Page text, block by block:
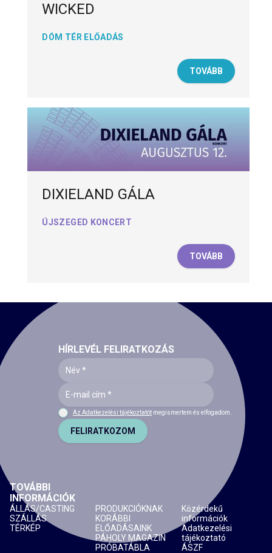
WICKED
DÓM TÉR ELŐADÁS
TOVÁBB
DIXIELAND GÁLA
ÚJSZEGED KONCERT
TOVÁBB
TOVÁBBI
INFORMÁCIÓK
ÁLLÁS/CASTING
SZÁLLÁS
TÉRKÉP
PRODUKCIÓKNAK
KORÁBBI
ELŐADÁSAINK
PÁHOLY MAGAZIN
PRÓBATÁBLA
Közérdekű
információk
Adatkezelési
tájékoztató
ÁSZF
HÍRLEVÉL FELIRATKOZÁS
Az Adatkezelési tájékoztatót megismertem és elfogadom.
FELIRATKOZOM